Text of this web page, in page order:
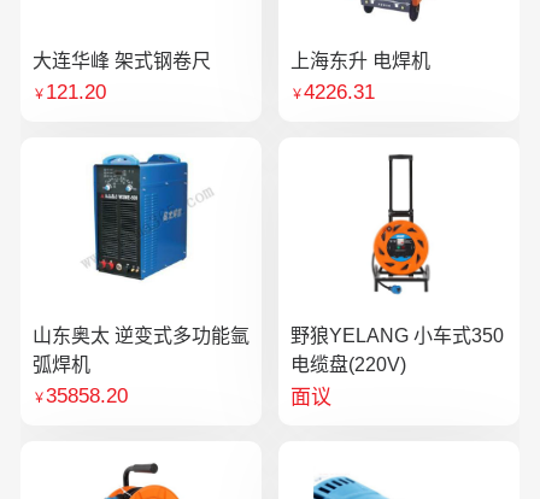
大连华峰 架式钢卷尺
￥ 121.20
上海东升 电焊机
￥4226.31
山东奥太 逆变式多功能氩
弧焊机
￥35858.20
野狼YELANG 小车式350
电缆盘(220V)
面议